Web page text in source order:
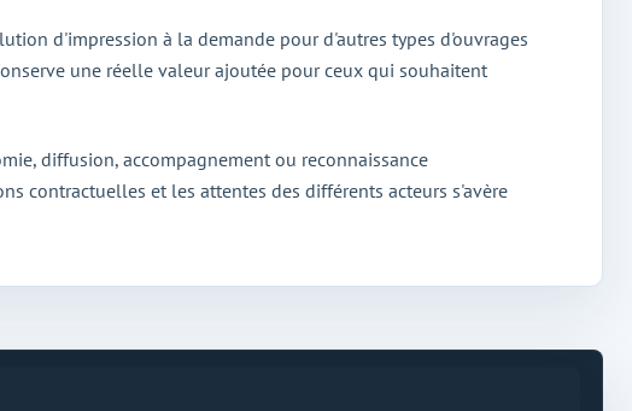
d'impression à la demande pour d'autres types d'ouvrages
une réelle valeur ajoutée pour ceux qui souhaitent
diffusion, accompagnement ou reconnaissance
contractuelles et les attentes des différents acteurs s'avère